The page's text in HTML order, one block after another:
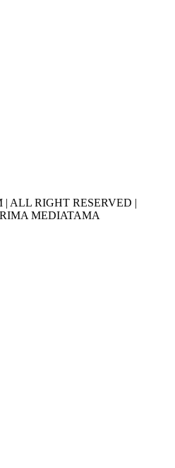
| ALL RIGHT RESERVED |
MEDIATAMA